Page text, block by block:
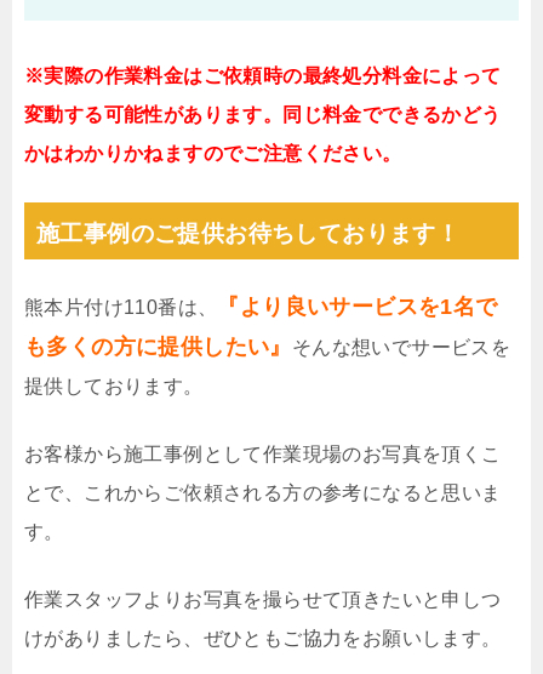
※実際の作業料金はご依頼時の最終処分料金によって
変動する可能性があります。同じ料金でできるかどう
かはわかりかねますのでご注意ください。
施工事例のご提供お待ちしております！
熊本片付け110番は、
『より良いサービスを1名で
も多くの方に提供したい』
そんな想いでサービスを
提供しております。
お客様から施工事例として作業現場のお写真を頂くこ
とで、これからご依頼される方の参考になると思いま
す。
作業スタッフよりお写真を撮らせて頂きたいと申しつ
けがありましたら、ぜひともご協力をお願いします。